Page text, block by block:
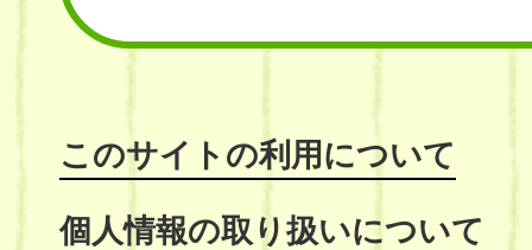
このサイトの利用について
個人情報の取り扱いについて